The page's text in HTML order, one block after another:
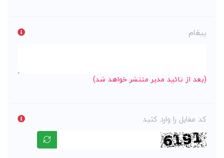
پیغام
(بعد از تائید مدیر منتشر خواهد شد)
کد مقابل را وارد کنید